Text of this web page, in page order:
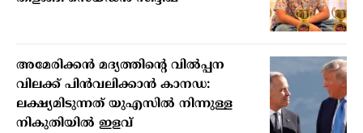
അമേരിക്കന്‍ മദ്യത്തിന്റെ വില്‍പ്പന
വിലക്ക് പിന്‍വലിക്കാന്‍ കാനഡ:
ലക്ഷ്യമിടുന്നത് യുഎസില്‍ നിന്നുള്ള
നികുതിയില്‍ ഇളവ്